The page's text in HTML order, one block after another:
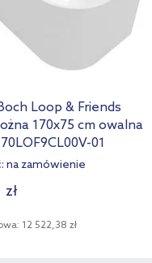
Loop & Friends
170x75 cm owalna
01
na zamówienie
zł
12 522,38 zł